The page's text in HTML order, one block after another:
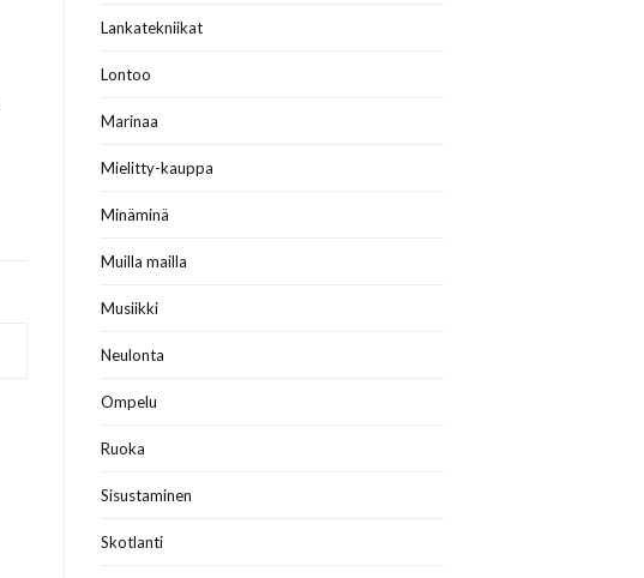
Lankatekniikat
Lontoo
Marinaa
Mielitty-kauppa
Minäminä
Muilla mailla
Musiikki
Neulonta
Ompelu
Ruoka
Sisustaminen
Skotlanti